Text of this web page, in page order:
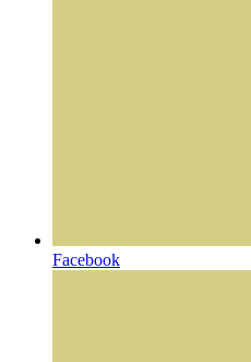
Facebook